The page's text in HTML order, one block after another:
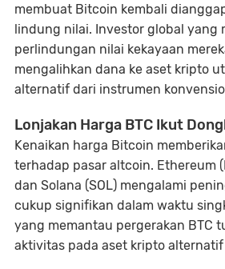
membuat Bitcoin kembali
lindung nilai. Investor global yang
perlindungan nilai kekayaan
mengalihkan dana ke aset kripto
alternatif dari instrumen
Lonjakan Harga BTC Ikut
Kenaikan harga Bitcoin
terhadap pasar altcoin. Ethereum
dan Solana (SOL) mengalami
cukup signifikan dalam waktu
yang memantau pergerakan BTC
aktivitas pada aset kripto alternatif